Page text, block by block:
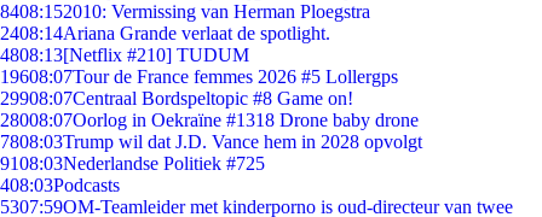
8408:152010: Vermissing van Herman Ploegstra
2408:14Ariana Grande verlaat de spotlight.
4808:13[Netflix #210] TUDUM
19608:07Tour de France femmes 2026 #5 Lollergps
29908:07Centraal Bordspeltopic #8 Game on!
28008:07Oorlog in Oekraïne #1318 Drone baby drone
7808:03Trump wil dat J.D. Vance hem in 2028 opvolgt
9108:03Nederlandse Politiek #725
408:03Podcasts
5307:59OM-Teamleider met kinderporno is oud-directeur van twee